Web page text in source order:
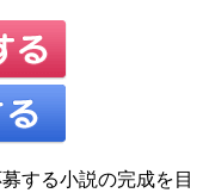
する小説の完成を目